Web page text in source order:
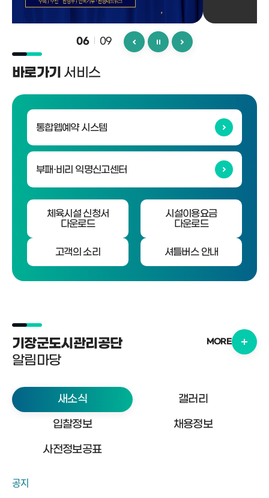
06 09
바로가기 서비스
통합웹예약 시스템
부패·비리 익명신고센터
체육시설 신청서
다운로드
시설이용요금
다운로드
고객의 소리 셔틀버스 안내
기장군도시관리공단
알림마당
새소식
갤러리
입찰정보
채용정보
사전정보공표
공지
MORE